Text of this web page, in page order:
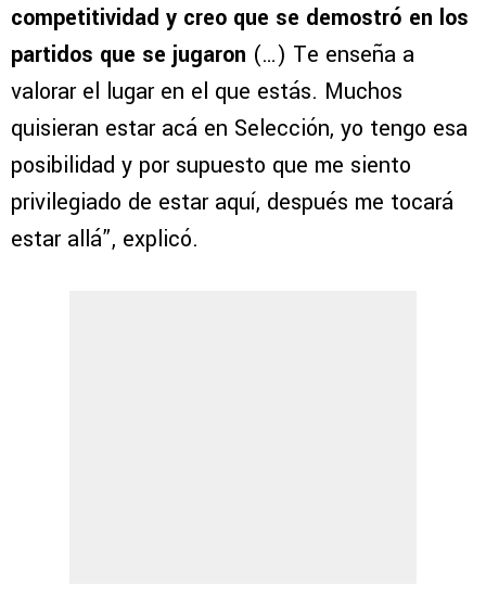
competitividad y creo que se demostró en los
partidos que se jugaron (…) Te enseña a
valorar el lugar en el que estás. Muchos
quisieran estar acá en Selección, yo tengo esa
posibilidad y por supuesto que me siento
privilegiado de estar aquí, después me tocará
estar allá”, explicó.